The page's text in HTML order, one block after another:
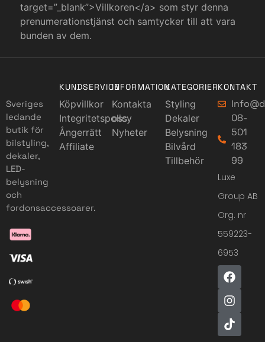
target=”_blank”>Villkoren</a> som styr denna
prenumerationstjänst och samtycker till att vara
bunden av dem.
Sveriges
ledande
butik för
bilstyling,
dekaler,
LED-
belysning
och
fordonsaccessoarer.
KUNDSERVICE
Köpvillkor
Integritetspolicy
Ångerrätt
Affiliate
INFORMATION
Kontakta
oss
Nyheter
KATEGORIER
Styling
Dekaler
Belysning
Bilvård
Tillbehör
KONTAKT
08-
501
183
99
Luxe
Group AB
Org. nr
559223-
6953